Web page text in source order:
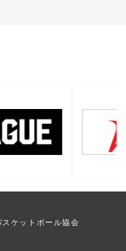
ケットボール協会